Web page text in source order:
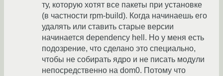
ту, которую хотят все пакеты при установке
(в частности rpm-build). Когда начинаешь его
удалять или ставить старые версии
начинается dependency hell. Но у меня есть
подозрение, что сделано это специально,
чтобы не собирать ядро и не писать модули
непосредственно на dom0. Потому что